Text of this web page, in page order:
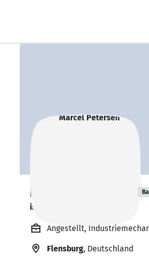
Marcel Petersen
ist offen für Projekte. 🔎
Angestellt,
Flensburg, Deutschland